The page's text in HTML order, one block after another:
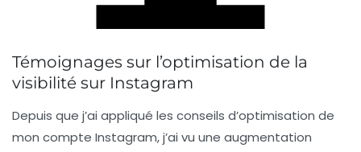
Témoignages sur l’optimisation de la
visibilité sur Instagram
Depuis que j’ai appliqué les conseils d’optimisation de
mon compte Instagram, j’ai vu une augmentation